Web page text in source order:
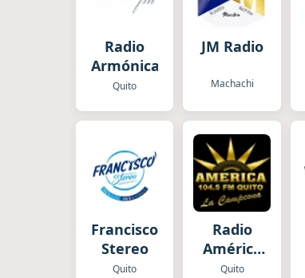
Radio
Armónica
Quito
JM Radio
Machachi
Francisco
Stereo
Quito
Radio
América
Quito
Quito